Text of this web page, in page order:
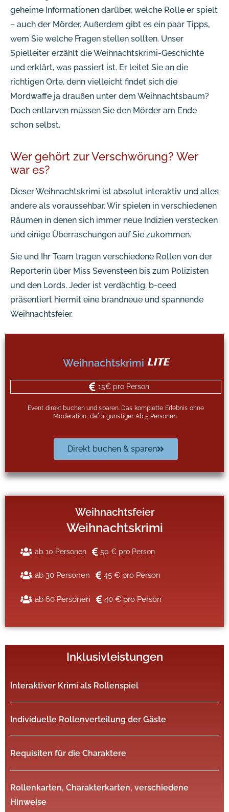
geheime Informationen darüber, welche Rolle er spielt
– auch der Mörder. Außerdem gibt es ein paar Tipps,
wem Sie welche Fragen stellen sollten. Unser
Spielleiter erzählt die Weihnachtskrimi-Geschichte
und erklärt, was passiert ist. Er leitet Sie an die
richtigen Orte, denn vielleicht findet sich die
Mordwaffe ja draußen unter dem Weihnachtsbaum?
Doch entlarven müssen Sie den Mörder am Ende
schon selbst.
Wer gehört zur Verschwörung? Wer
war es?
Dieser Weihnachtskrimi ist absolut interaktiv und alles
andere als voraussehbar. Wir spielen in verschiedenen
Räumen in denen sich immer neue Indizien verstecken
und einige Überraschungen auf Sie zukommen.
Sie und Ihr Team tragen verschiedene Rollen von der
Reporterin über Miss Sevensteen bis zum Polizisten
und den Lords. Jeder ist verdächtig. b-ceed
präsentiert hiermit eine brandneue und spannende
Weihnachtsfeier.
Weihnachtskrimi LITE
15€ pro Person
Event direkt buchen und sparen. Das komplette Erlebnis ohne
Moderation, dafür günstiger. Ab 5 Personen.
Direkt buchen & sparen
Weihnachtsfeier
Weihnachtskrimi
ab 10 Personen 50 € pro Person
ab 30 Personen 45 € pro Person
ab 60 Personen 40 € pro Person
Inklusivleistungen
Interaktiver Krimi als Rollenspiel
Individuelle Rollenverteilung der Gäste
Requisiten für die Charaktere
Rollenkarten, Charakterkarten, verschiedene
Hinweise